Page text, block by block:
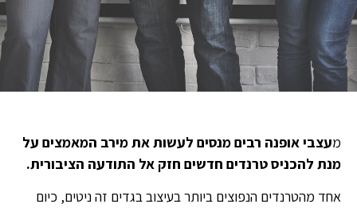
מעצבי אופנה רבים מנסים לעשות את מירב המאמצים על
מנת להכניס טרנדים חדשים חזק אל התודעה הציבורית.
אחד מהטרנדים הנפוצים ביותר בעיצוב בגדים זה ניטים, כיום